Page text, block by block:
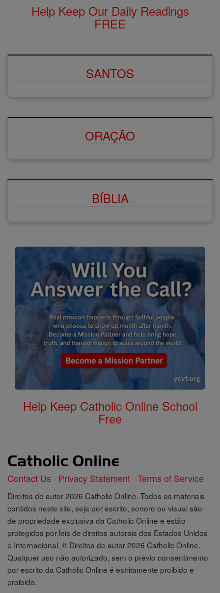
Help Keep Our Daily Readings
FREE
SANTOS
ORAÇÃO
BÍBLIA
Help Keep Catholic Online School
Free
Contact Us Privacy Statement Terms of Service
Direitos de autor 2026 Catholic Online. Todos os materiais
contidos neste site, seja por escrito, sonoro ou visual são
de propriedade exclusiva da Catholic Online e estão
protegidos por leis de direitos autorais dos Estados Unidos
e Internacional, © Direitos de autor 2026 Catholic Online.
Qualquer uso não autorizado, sem o prévio consentimento
por escrito da Catholic Online é estritamente proibido e
proibido.